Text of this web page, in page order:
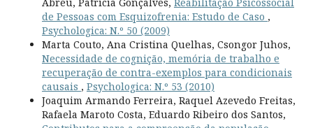
de Pessoas com Esquizofrenia: Estudo de Caso ,
Psychologica: N.º 50 (2009)
Marta Couto, Ana Cristina Quelhas, Csongor Juhos,
Necessidade de cognição, memória de trabalho e
recuperação de contra-exemplos para condicionais
causais , Psychologica: N.º 53 (2010)
Joaquim Armando Ferreira, Raquel Azevedo Freitas,
Rafaela Maroto Costa, Eduardo Ribeiro dos Santos,